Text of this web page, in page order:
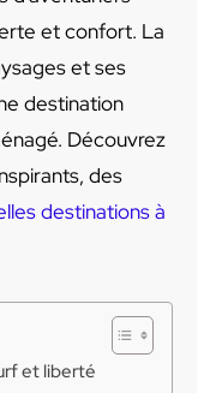
et confort. La
et ses
destination
Découvrez
des
destinations à
et liberté